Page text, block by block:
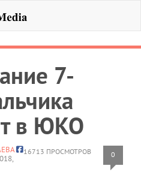
7-
в ЮКО
16713 ПРОСМОТРОВ 0